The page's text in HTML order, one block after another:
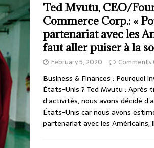
Ted Mvutu, CEO/
Commerce Corp.: «
partenariat avec les
faut aller puiser à la
February 5, 2020
Business & Finances : Pourquoi
États-Unis ? Ted Mvutu : Après
d’activités, nous avons décidé
États-Unis car nous avons
partenariat avec les Américains, il